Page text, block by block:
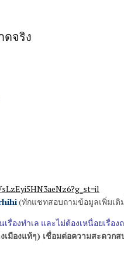
ดจริง
(ทักแชทสอบถามข้อมูลเพิ่มเติ
องทำเล และไม่ต้องเหนื่อยเรื่อ
มืองแท้ๆ) เชื่อมต่อความสะดว